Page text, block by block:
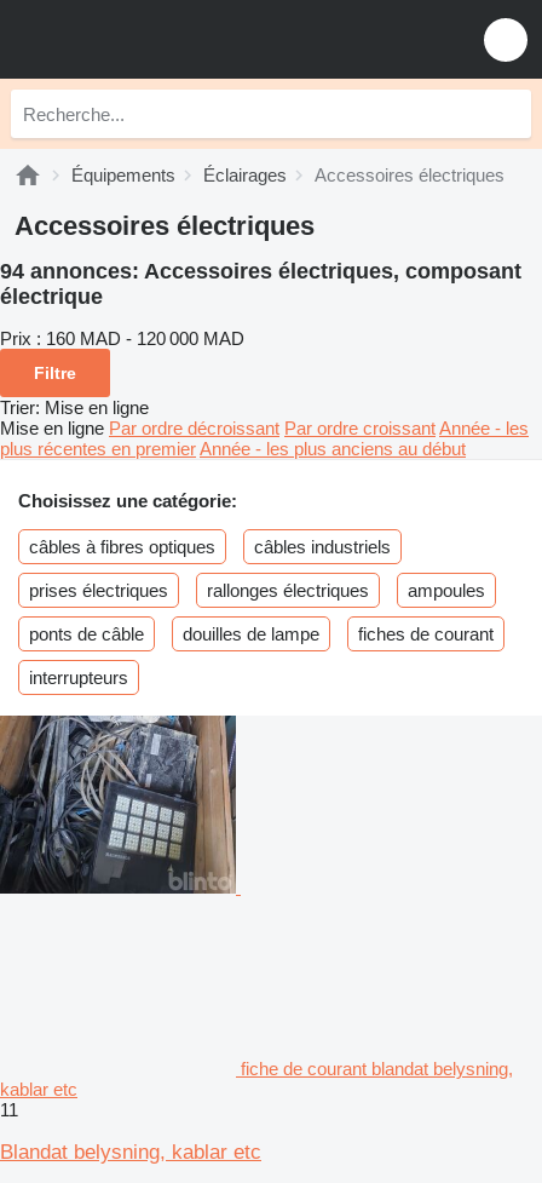
Équipements Éclairages Accessoires électriques
Accessoires électriques
94 annonces: Accessoires électriques, composant
électrique
Prix : 160 MAD - 120 000 MAD
Filtre
Trier: Mise en ligne
Mise en ligne Par ordre décroissant Par ordre croissantAnnée - les
plus récentes en premierAnnée - les plus anciens au début
Choisissez une catégorie:
câbles à fibres optiques câbles industriels
prises électriques rallonges électriques ampoules
ponts de câble douilles de lampe fiches de courant
interrupteurs
fiche de courant blandat belysning,
kablar etc
11
Blandat belysning, kablar etc